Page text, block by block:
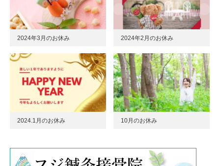
2024年3月のお休み 2024年2月のお休み
2024.1月のお休み 10月のお休み